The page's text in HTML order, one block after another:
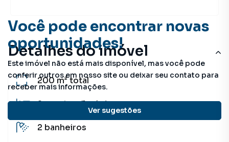
Você pode encontrar novas
oportunidades!
Este imóvel não está mais disponível, mas você pode
conferir outros em nosso site ou deixar seu contato para
receber mais informações.
Ver sugestões
Detalhes do imóvel
200 m²total
2quartos (1 suíte)
2 banheiros